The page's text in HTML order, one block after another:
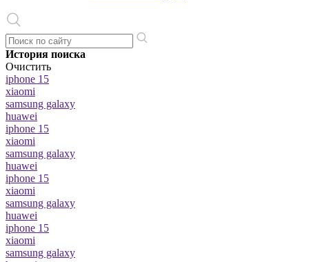
История поиска
Очистить
iphone 15
xiaomi
samsung galaxy
huawei
iphone 15
xiaomi
samsung galaxy
huawei
iphone 15
xiaomi
samsung galaxy
huawei
iphone 15
xiaomi
samsung galaxy